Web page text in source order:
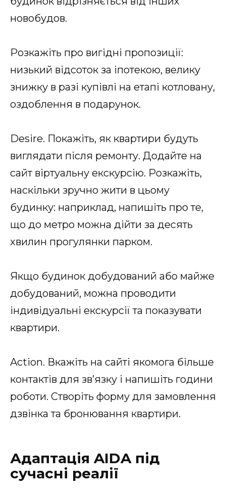
новобудов.
Розкажіть про вигідні пропозиції:
низький відсоток за іпотекою, велику
знижку в разі купівлі на етапі котловану,
оздоблення в подарунок.
Desire. Покажіть, як квартири будуть
виглядати після ремонту. Додайте на
сайт віртуальну екскурсію. Розкажіть,
наскільки зручно жити в цьому
будинку: наприклад, напишіть про те,
що до метро можна дійти за десять
хвилин прогулянки парком.
Якщо будинок добудований або майже
добудований, можна проводити
індивідуальні екскурсії та показувати
квартири.
Action. Вкажіть на сайті якомога більше
контактів для зв’язку і напишіть години
роботи. Створіть форму для замовлення
дзвінка та бронювання квартири.
Адаптація AIDA під
сучасні реалії